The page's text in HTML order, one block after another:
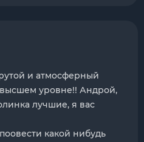
и атмосферный
высшем уровне!! Андрой,
лучшие, я вас
какой нибудь